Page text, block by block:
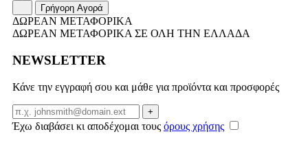
Γρήγορη Αγορά
ΔΩΡΕΑΝ ΜΕΤΑΦΟΡΙΚΑ
ΔΩΡΕΑΝ ΜΕΤΑΦΟΡΙΚΑ ΣΕ ΟΛΗ ΤΗΝ ΕΛΛΑΔΑ
NEWSLETTER
Κάνε την εγγραφή σου και μάθε για προϊόντα και προσφορές
Email
+
Έχω διαβάσει κι αποδέχομαι τους όρους χρήσης